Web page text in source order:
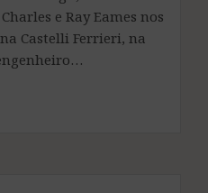
e Ray Eames nos
Castelli Ferrieri, na